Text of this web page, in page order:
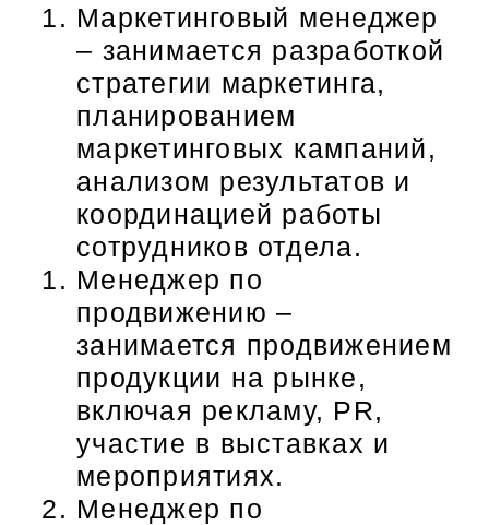
Маркетинговый менеджер
– занимается разработкой
стратегии маркетинга,
планированием
маркетинговых кампаний,
анализом результатов и
координацией работы
сотрудников отдела.
Менеджер по
продвижению –
занимается продвижением
продукции на рынке,
включая рекламу, PR,
участие в выставках и
мероприятиях.
Менеджер по